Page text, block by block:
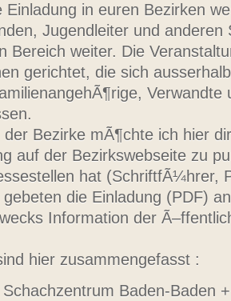
Einladung in euren Bezirken
Jugendleiter und anderen
Bereich weiter. Die
gerichtet, die sich
Verwandte
Bezirke mÃ¶chte ich hier
auf der Bezirkswebseite zu
hat (SchriftfÃ¼hrer,
die Einladung (PDF)
Information der
hier zusammengefasst :
Baden-Baden